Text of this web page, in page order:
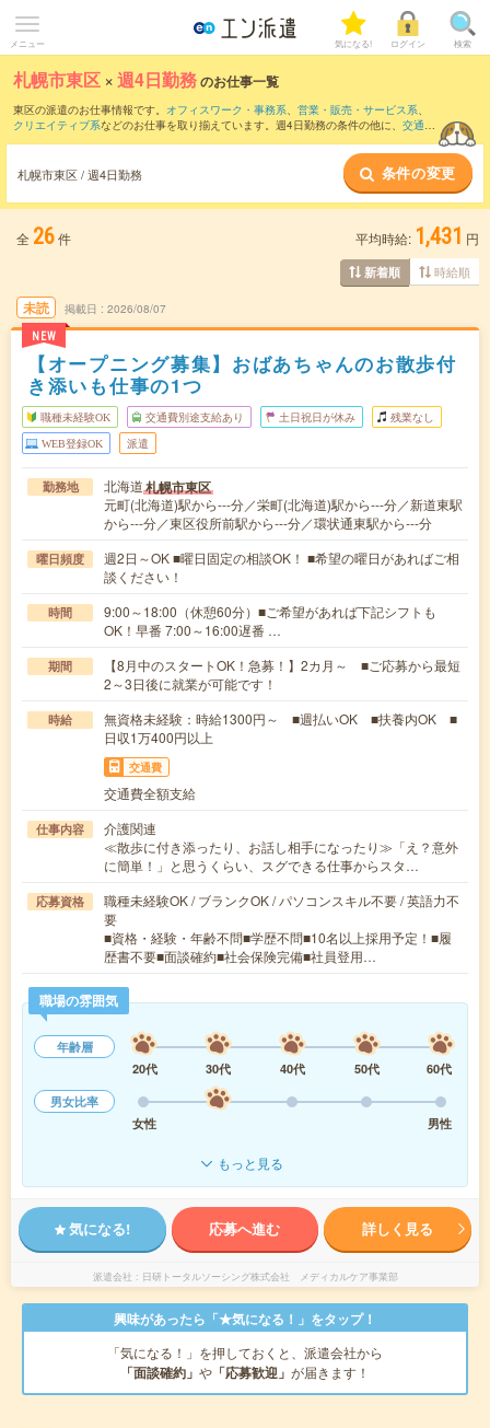
メニュー 気になる! ログイン 検索
札幌市東区 ×週4日勤務のお仕事一覧
東区の派遣のお仕事情報です。 オフィスワーク・事務系、 営業・販売・サービス系、
クリエイティブ系などのお仕事を取り揃えています。週4日勤務の条件の他に、 交通費
札幌市東区 / 週4日勤務 条件の変更
全 26件 平均時給: 1,431 円
新着順 時給順
未読
NEW
掲載日 2026/08/07
【オープニング募集】おばあちゃんのお散歩付
き添いも仕事の1つ
職種未経験OK 交通費別途支給あり 土日祝日が休み 残業なし
WEB登録OK 派遣
勤務地 北海道札幌市東区
元町(北海道)駅から---分／栄町(北海道)駅から---分／新道東駅
から---分／東区役所前駅から---分／環状通東駅から---分
曜日頻度
週2日～OK ■曜日固定の相談OK！ ■希望の曜日があればご相
談ください！
時間
9:00～18:00（休憩60分）■ご希望があれば下記シフトも
OK！早番 7:00～16:00遅番 …
期間
【8月中のスタートOK！急募！】2カ月～ ■ご応募から最短
2～3日後に就業が可能です！
時給
無資格未経験：時給1300円～ ■週払いOK ■扶養内OK ■
日収1万400円以上
交通費
交通費全額支給
仕事内容
介護関連
≪散歩に付き添ったり、お話し相手になったり≫「え？意外
に簡単！」と思うくらい、スグできる仕事からスタ…
応募資格
職種未経験OK / ブランクOK / パソコンスキル不要 / 英語力不
要
■資格・経験・年齢不問■学歴不問■10名以上採用予定！■履
歴書不要■面談確約■社会保険完備■社員登用…
職場の雰囲気
年齢層
20代
30代 40代 50代
60代
男女比率
女性
男性
もっと見る
気になる! 応募へ進む 詳しく見る
派遣会社 日研トータルソーシング株式会社 メディカルケア事業部
興味があったら「★気になる！」をタップ！
「気になる！」を押しておくと、派遣会社から
「面談確約」 や 「応募歓迎」 が届きます！